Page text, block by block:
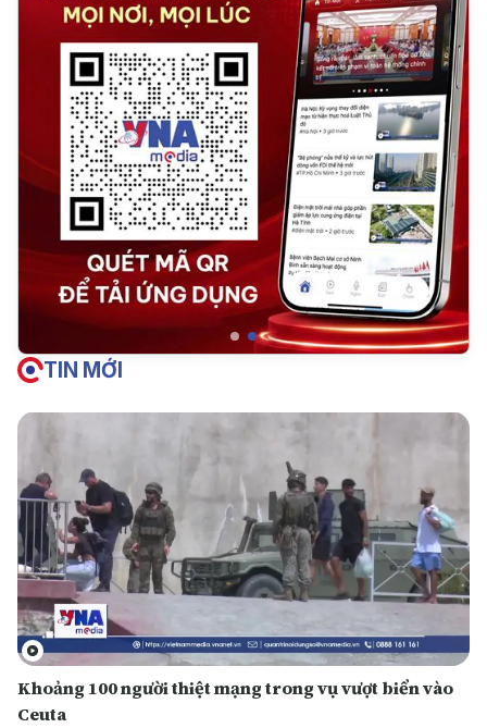
TIN MỚI
Khoảng 100 người thiệt mạng trong vụ vượt biển vào
Ceuta